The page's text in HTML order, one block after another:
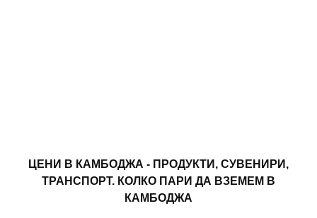
ЦЕНИ В КАМБОДЖА - ПРОДУКТИ, СУВЕНИРИ,
ТРАНСПОРТ. КОЛКО ПАРИ ДА ВЗЕМЕМ В
КАМБОДЖА